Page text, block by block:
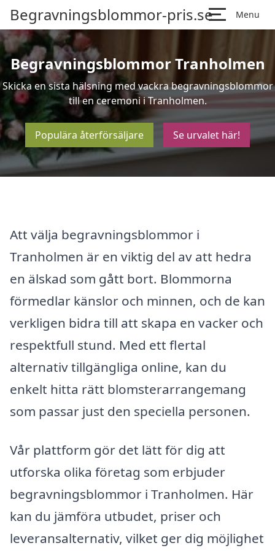
Begravningsblommor-pris.se Menu
Begravningsblommor Tranholmen
Skicka en sista hälsning med vackra begravningsblommor
till en ceremoni i Tranholmen.
Populära återförsäljare Se urvalet här!
Att välja begravningsblommor i
Tranholmen är en viktig del av att hedra
en älskad som gått bort. Blommorna
förmedlar känslor och minnen, och de kan
verkligen bidra till att skapa en vacker och
respektfull stund. Med ett flertal
alternativ tillgängliga online, kan du
enkelt hitta rätt blomsterarrangemang
som passar just den speciella personen.
Vår plattform gör det lätt för dig att
utforska olika företag som erbjuder
begravningsblommor i Tranholmen. Här
kan du jämföra utbudet, priser och
leveransalternativ, vilket ger dig möjlighet